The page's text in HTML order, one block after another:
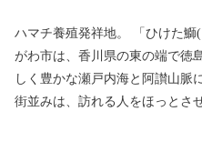
ハマチ養殖発祥地。 「ひけた鰤(ブリ)」はうまさがちがう！ 東か
がわ市は、香川県の東の端で徳
しく豊かな瀬戸内海と阿讃山脈
街並みは、訪れる人をほっとさ
ハマチは地域ブランドとしても